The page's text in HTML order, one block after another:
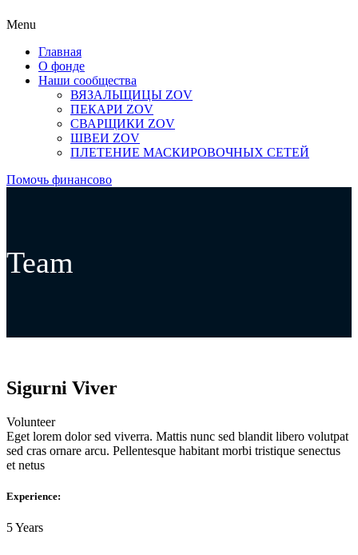
Menu
Главная
О фонде
Наши сообщества
ВЯЗАЛЬЩИЦЫ ZOV
ПЕКАРИ ZOV
СВАРЩИКИ ZOV
ШВЕИ ZOV
ПЛЕТЕНИЕ МАСКИРОВОЧНЫХ СЕТЕЙ
Помочь финансово
Team
Sigurni Viver
Volunteer
Eget lorem dolor sed viverra. Mattis nunc sed blandit libero volutpat
sed cras ornare arcu. Pellentesque habitant morbi tristique senectus
et netus
Experience:
5 Years